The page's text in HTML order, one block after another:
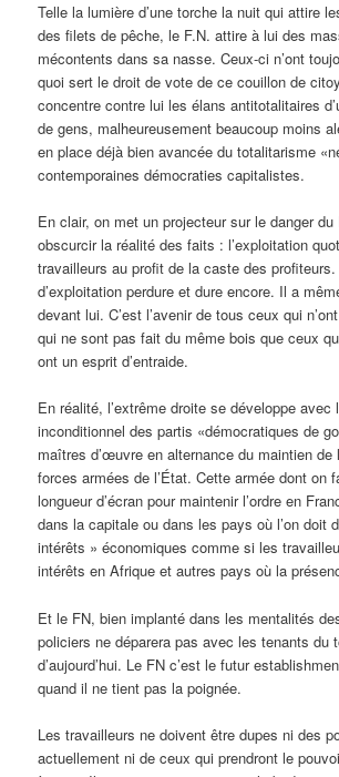
Telle la lumière d’une torche la nuit qui attire
des filets de pêche, le F.N. attire à lui des
mécontents dans sa nasse. Ceux-ci n’ont
quoi sert le droit de vote de ce couillon de
concentre contre lui les élans antitotalitaires
de gens, malheureusement beaucoup moins
en place déjà bien avancée du totalitarisme
contemporaines démocraties capitalistes.
En clair, on met un projecteur sur le danger du
obscurcir la réalité des faits : l’exploitation
travailleurs au profit de la caste des
d’exploitation perdure et dure encore. Il a
devant lui. C’est l’avenir de tous ceux qui
qui ne sont pas fait du même bois que ceux
ont un esprit d’entraide.
En réalité, l’extrême droite se développe avec
inconditionnel des partis «démocratiques de
maîtres d’œuvre en alternance du maintien de
forces armées de l’État. Cette armée dont on
longueur d’écran pour maintenir l’ordre en
dans la capitale ou dans les pays où l’on doit
intérêts » économiques comme si les
intérêts en Afrique et autres pays où la
Et le FN, bien implanté dans les mentalités
policiers ne déparera pas avec les tenants du
d’aujourd’hui. Le FN c’est le futur
quand il ne tient pas la poignée.
Les travailleurs ne doivent être dupes ni des
actuellement ni de ceux qui prendront le